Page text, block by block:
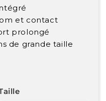
et contact
prolongé
de grande taille